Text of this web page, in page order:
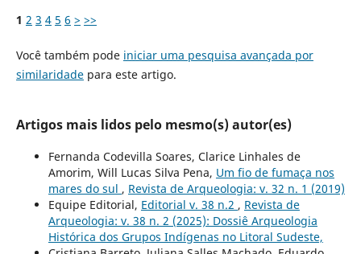
1 2 3 4 5 6 > >>
Você também pode iniciar uma pesquisa avançada por
similaridadepara este artigo.
Artigos mais lidos pelo mesmo(s) autor(es)
Fernanda Codevilla Soares, Clarice Linhales de
Amorim, Will Lucas Silva Pena, Um fio de fumaça nos
mares do sul , Revista de Arqueologia: v. 32 n. 1 (2019)
Equipe Editorial, Editorial v. 38 n.2 , Revista de
Arqueologia: v. 38 n. 2 (2025): Dossiê Arqueologia
Histórica dos Grupos Indígenas no Litoral Sudeste,